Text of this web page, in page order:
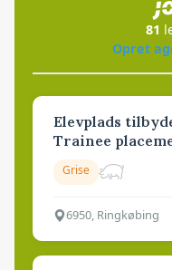
81
Opret
Elevplads
Trainee
Grise
6950, Ringkøbing